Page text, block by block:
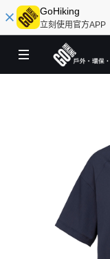
GoHiking
立刻使用官方APP